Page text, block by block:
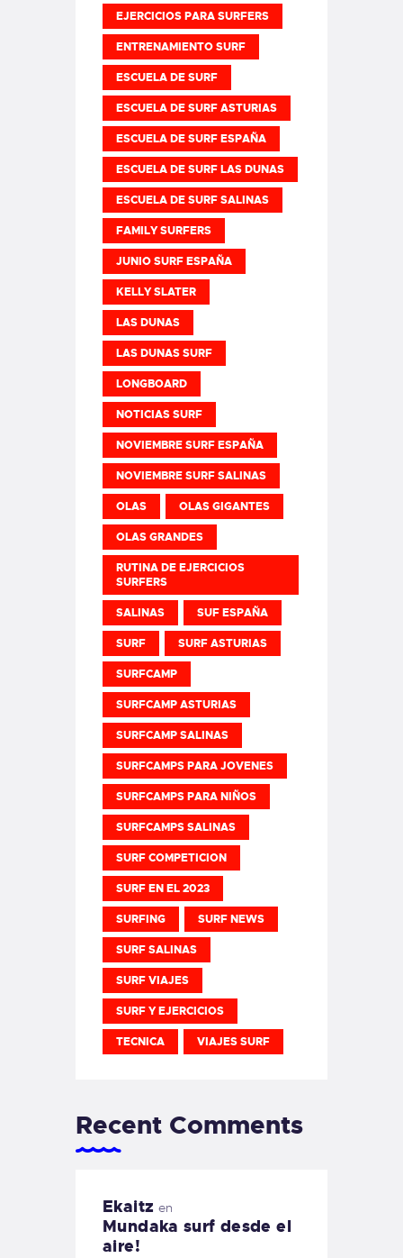
EJERCICIOS PARA SURFERS
ENTRENAMIENTO SURF
ESCUELA DE SURF
ESCUELA DE SURF ASTURIAS
ESCUELA DE SURF ESPAÑA
ESCUELA DE SURF LAS DUNAS
ESCUELA DE SURF SALINAS
FAMILY SURFERS
JUNIO SURF ESPAÑA
KELLY SLATER
LAS DUNAS
LAS DUNAS SURF
LONGBOARD
NOTICIAS SURF
NOVIEMBRE SURF ESPAÑA
NOVIEMBRE SURF SALINAS
OLAS OLAS GIGANTES
OLAS GRANDES
RUTINA DE EJERCICIOS
SURFERS
SALINAS SUF ESPAÑA
SURF SURF ASTURIAS
SURFCAMP
SURFCAMP ASTURIAS
SURFCAMP SALINAS
SURFCAMPS PARA JOVENES
SURFCAMPS PARA NIÑOS
SURFCAMPS SALINAS
SURF COMPETICION
SURF EN EL 2023
SURFING SURF NEWS
SURF SALINAS
SURF VIAJES
SURF Y EJERCICIOS
TECNICA VIAJES SURF
Recent Comments
Ekaitz en
Mundaka surf desde el
aire!